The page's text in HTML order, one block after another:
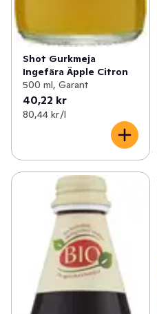
Shot Gurkmeja
Ingefära Äpple Citron
500 ml, Garant
40,22 kr
80,44 kr /l